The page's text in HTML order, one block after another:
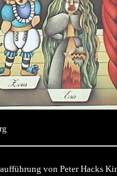
von Peter Hacks